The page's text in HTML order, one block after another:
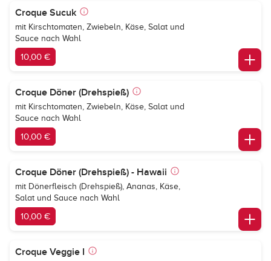
Croque Sucuk
mit Kirschtomaten, Zwiebeln, Käse, Salat und
Sauce nach Wahl
10,00 €
Croque Döner (Drehspieß)
mit Kirschtomaten, Zwiebeln, Käse, Salat und
Sauce nach Wahl
10,00 €
Croque Döner (Drehspieß) - Hawaii
mit Dönerfleisch (Drehspieß), Ananas, Käse,
Salat und Sauce nach Wahl
10,00 €
Croque Veggie I